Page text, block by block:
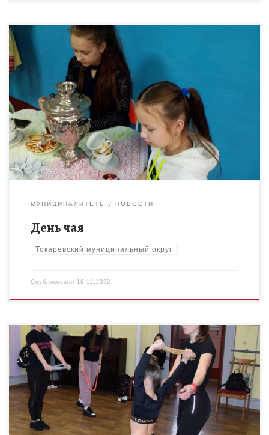
15 декабря традиционно отмечается День чая. В рамках
мероприятия «Традиции русского чаепития» обучающиеся
Токаревского Дома детского творчества познакомились с
правилами заваривания чайного напитка, историей
возникновения […]
МУНИЦИПАЛИТЕТЫ НОВОСТИ
День чая
Токаревский муниципальный округ
Опубликовано 16.12.2022
15 декабря в Доме детского творчества города Рассказово
собрались более пятидесяти педагогов на зональный
семинар-практикум «Эффективные педагогические практики
в работе объединений дополнительного образования. Из
опыта […]